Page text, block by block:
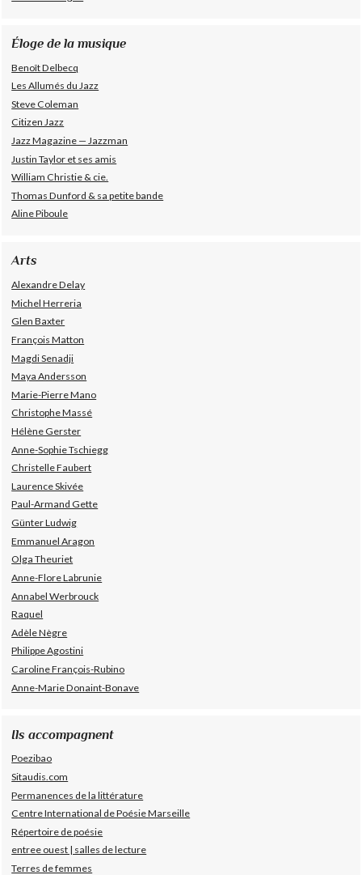
Éloge de la musique
Benoît Delbecq
Les Allumés du Jazz
Steve Coleman
Citizen Jazz
Jazz Magazine — Jazzman
Justin Taylor et ses amis
William Christie & cie.
Thomas Dunford & sa petite bande
Aline Piboule
Arts
Alexandre Delay
Michel Herreria
Glen Baxter
François Matton
Magdi Senadji
Maya Andersson
Marie-Pierre Mano
Christophe Massé
Hélène Gerster
Anne-Sophie Tschiegg
Christelle Faubert
Laurence Skivée
Paul-Armand Gette
Günter Ludwig
Emmanuel Aragon
Olga Theuriet
Anne-Flore Labrunie
Annabel Werbrouck
Raquel
Adèle Nègre
Philippe Agostini
Caroline François-Rubino
Anne-Marie Donaint-Bonave
Ils accompagnent
Poezibao
Sitaudis.com
Permanences de la littérature
Centre International de Poésie Marseille
Répertoire de poésie
entree ouest | salles de lecture
Terres de femmes